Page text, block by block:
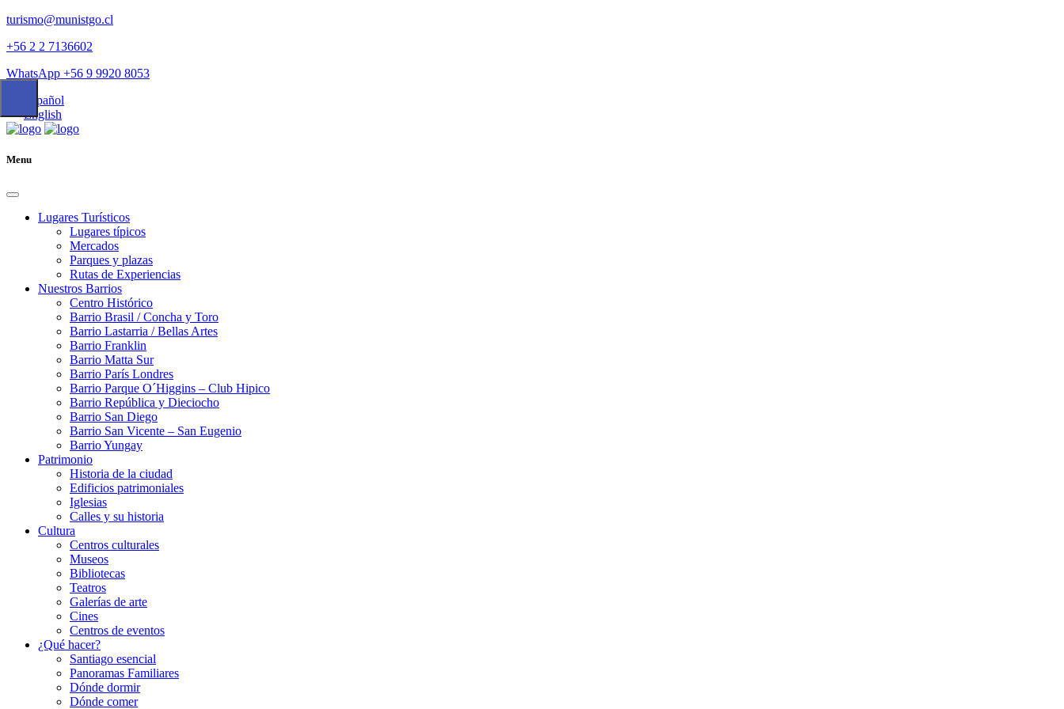
turismo@munistgo.cl
+56 2 2 7136602
WhatsApp +56 9 9920 8053
Español
English
Menu
Lugares Turísticos
Lugares tí­picos
Mercados
Parques y plazas
Rutas de Experiencias
Nuestros Barrios
Centro Histórico
Barrio Brasil / Concha y Toro
Barrio Lastarria / Bellas Artes
Barrio Franklin
Barrio Matta Sur
Barrio Parí­s Londres
Barrio Parque O´Higgins – Club Hipico
Barrio República y Dieciocho
Barrio San Diego
Barrio San Vicente – San Eugenio
Barrio Yungay
Patrimonio
Historia de la ciudad
Edificios patrimoniales
Iglesias
Calles y su historia
Cultura
Centros culturales
Museos
Bibliotecas
Teatros
Galerí­as de arte
Cines
Centros de eventos
¿Qué hacer?
Santiago esencial
Panoramas Familiares
Dónde dormir
Dónde comer